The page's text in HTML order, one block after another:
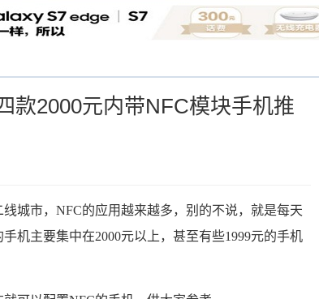
款2000元内带NFC模块手机推
城市，NFC的应用越来越多，别的不说，就是每天
机主要集中在2000元以上，甚至有些1999元的手机